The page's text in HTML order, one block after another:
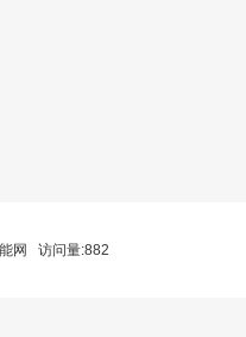
网 访问量:882